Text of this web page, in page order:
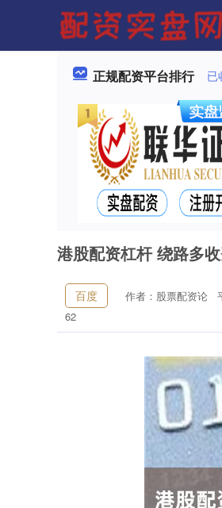
正规配资平台排行 已
港股配资杠杆 绕路多
百度 作者：股票配资论
62